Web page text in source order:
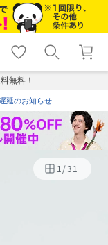
shopping_cart lock_outline
ログイン
無料！
延のお知らせ
1/31